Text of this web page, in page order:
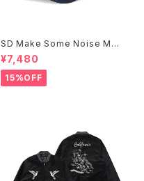
SD Make Some Noise Mes
h Cap
¥7,480
15%OFF